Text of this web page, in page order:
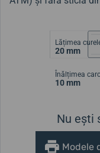
Lățimea
20 mm
Înălțimea
10 mm
Nu ești
Modele